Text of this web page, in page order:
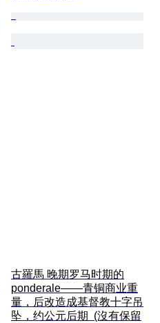
古羅馬 晚期罗马时期的
ponderale——青铜商业重
量，后改造成基督教十字吊
坠，约公元后期  (沒有保留